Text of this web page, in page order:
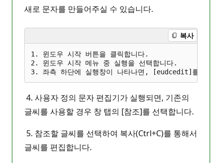
새로 문자를 만들어주실 수 있습니다.
복사
1. 윈도우 시작 버튼을 클릭합니다.
2. 윈도우 시작 메뉴 중 실행을 선택합니다.
4. 사용자 정의 문자 편집기가 실행되면, 기존의
글씨를 사용할 경우 창 탭의 [참조]를 선택합니다.
5. 참조할 글씨를 선택하여 복사(Ctrl+C)를 통해서
글씨를 편집합니다.